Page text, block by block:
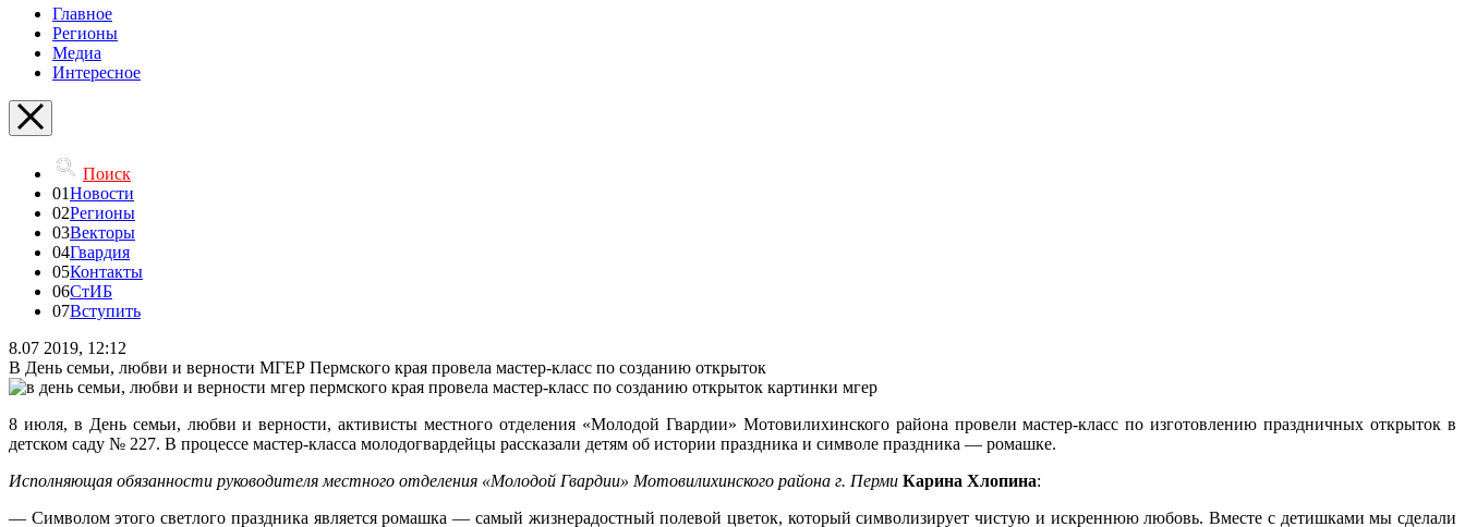
Главное
Регионы
Медиа
Интересное
Поиск
01Новости
02Регионы
03Векторы
04Гвардия
05Контакты
06СтИБ
07Вступить
8.07 2019, 12:12
В День семьи, любви и верности МГЕР Пермского края провела мастер-класс по созданию открыток
8 июля, в День семьи, любви и верности, активисты местного отделения «Молодой Гвардии» Мотовилихинского района провели мастер-класс по изготовлению праздничных открыток в
детском саду № 227. В процессе мастер-класса молодогвардейцы рассказали детям об истории праздника и символе праздника — ромашке.
Исполняющая обязанности руководителя местного отделения «Молодой Гвардии» Мотовилихинского района г. Перми Карина Хлопина:
— Символом этого светлого праздника является ромашка — самый жизнерадостный полевой цветок, который символизирует чистую и искреннюю любовь. Вместе с детишками мы сделали